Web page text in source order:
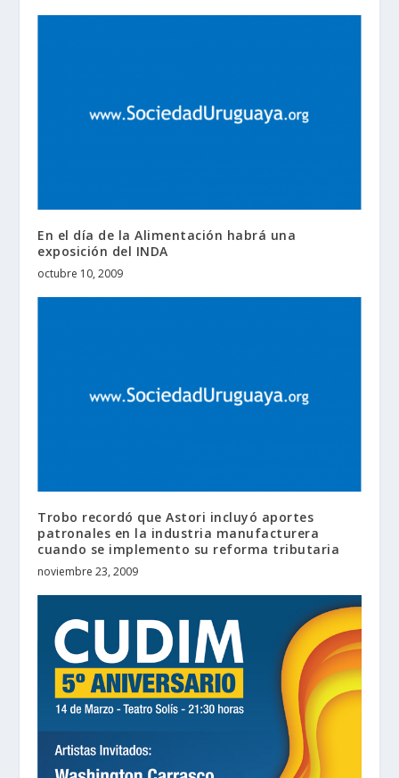
En el día de la Alimentación habrá una
exposición del INDA
octubre 10, 2009
Trobo recordó que Astori incluyó aportes
patronales en la industria manufacturera
cuando se implemento su reforma tributaria
noviembre 23, 2009